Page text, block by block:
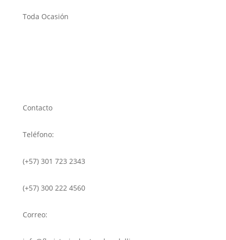
Toda Ocasión
Contacto
Teléfono:
(+57) 301 723 2343
(+57) 300 222 4560
Correo: